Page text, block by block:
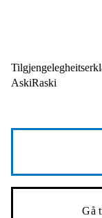
AskiRaski
Gå